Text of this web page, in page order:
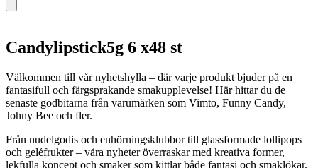
Candylipstick5g 6 x48 st
Välkommen till vår nyhetshylla – där varje produkt bjuder på en
fantasifull och färgsprakande smakupplevelse! Här hittar du de
senaste godbitarna från varumärken som Vimto, Funny Candy,
Johny Bee och fler.
Från nudelgodis och enhörningsklubbor till glassformade lollipops
och geléfrukter – våra nyheter överraskar med kreativa former,
lekfulla koncept och smaker som kittlar både fantasi och smaklökar.